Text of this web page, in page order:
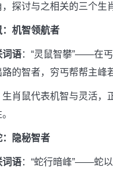
探讨与之相关的三个生
机智领航者
词语：“灵鼠智攀”——在
的智者，穷丐帮帮主峰
生肖鼠代表机智与灵活，
：隐秘智者
词语：“蛇行暗峰”——蛇